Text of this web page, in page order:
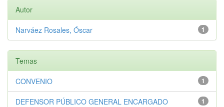
Autor
1
Narváez Rosales, Óscar
Temas
1
CONVENIO
1
DEFENSOR PÚBLICO GENERAL ENCARGADO